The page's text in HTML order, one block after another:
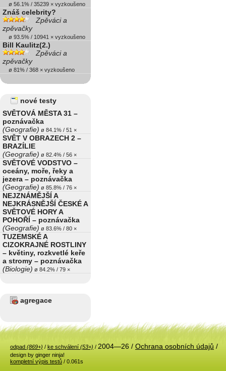
ø 56.1% / 35239 × vyzkoušeno
Znáš celebrity?
Zpěváci a
zpěvačky
ø 93.5% / 10941 × vyzkoušeno
Bill Kaulitz(2.)
Zpěváci a
zpěvačky
ø 81% / 368 × vyzkoušeno
nové testy
SVĚTOVÁ MĚSTA 31 –
poznávačka
(Geografie) ø 84.1% / 51 ×
SVĚT V OBRAZECH 2 –
BRAZÍLIE
(Geografie) ø 82.4% / 56 ×
SVĚTOVÉ VODSTVO –
oceány, moře, řeky a
jezera – poznávačka
(Geografie) ø 85.8% / 76 ×
NEJZNÁMĚJŠÍ A
NEJKRÁSNĚJŠÍ ČESKÉ A
SVĚTOVÉ HORY A
POHOŘÍ – poznávačka
(Geografie) ø 83.6% / 80 ×
TUZEMSKÉ A
CIZOKRAJNÉ ROSTLINY
– květiny, rozkvetlé keře
a stromy – poznávačka
(Biologie) ø 84.2% / 79 ×
agregace
odpad (869+) / ke schválení (53+) / 2004—26 / Ochrana osobních údajů /
design by ginger ninja!
kompletní výpis testů / 0.061s